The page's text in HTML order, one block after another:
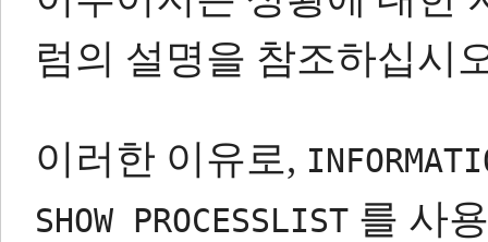
럼의 설명을 참조하십시
이러한 이유로,
SHOW PROCESSLIST 를 사